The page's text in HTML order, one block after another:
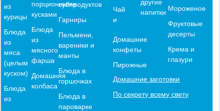
из
курицы
Блюда
из
мяса
(целым
куском)
Блюда
из
порционными
кусками
Блюда
из
мясного
фарша
Домашняя
колбаса
субпродуктов
Гарниры
Пельмени,
вареники и
манты
Блюда в
горшочках
Блюда в
пароварке
Чай
и
другие
напитки
Домашние
конфеты
Пирожные
Мороженое
Фруктовые
десерты
Крема и
глазури
Домашние заготовки
По секрету всему свету